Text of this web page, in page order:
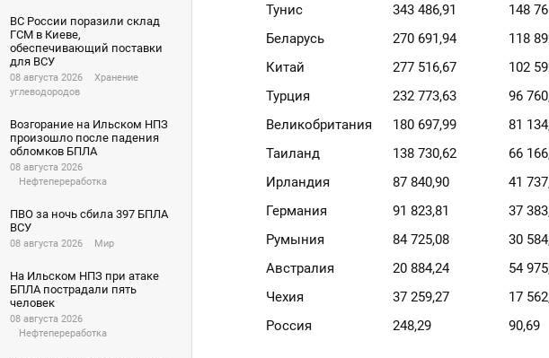
ВС России поразили склад
ГСМ в Киеве,
обеспечивающий поставки
для ВСУ
08 августа 2026
Хранение
углеводородов
Возгорание на Ильском НПЗ
произошло после падения
обломков БПЛА
08 августа 2026
Нефтепереработка
ПВО за ночь сбила 397 БПЛА
ВСУ
08 августа 2026 Мир
На Ильском НПЗ при атаке
БПЛА пострадали пять
человек
08 августа 2026
Нефтепереработка
Тунис
343 486,91
148
Беларусь
270 691,94
118
Китай
277 516,67
102
Турция
232 773,63
96
Великобритания
180 697,99
81
Таиланд
138 730,62
66
Ирландия
87 840,90
41
Германия
91 823,81
37
Румыния
84 725,08
30
Австралия
20 884,24
54
Чехия
37 259,27
17
Россия
248,29 90,69